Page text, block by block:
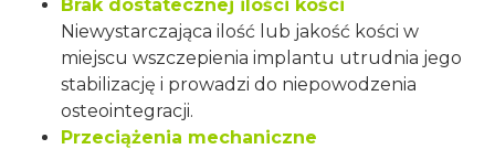
Brak dostatecznej ilości kości
Niewystarczająca ilość lub jakość kości w
miejscu wszczepienia implantu utrudnia jego
stabilizację i prowadzi do niepowodzenia
osteointegracji.
Przeciążenia mechaniczne